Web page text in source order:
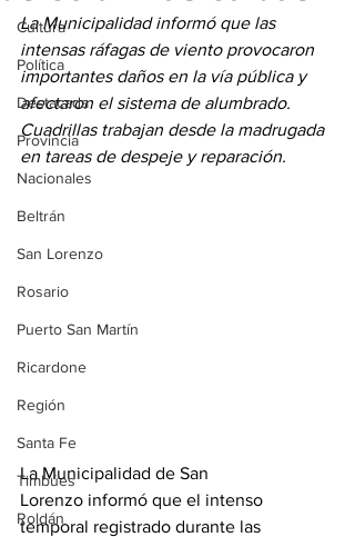
Cultura
Política
Destacada
Provincia
Nacionales
Beltrán
San Lorenzo
Rosario
Puerto San Martín
Ricardone
Región
Santa Fe
Timbúes
Roldán
La Municipalidad informó que las
intensas ráfagas de viento provocaron
importantes daños en la vía pública y
afectaron el sistema de alumbrado.
Cuadrillas trabajan desde la madrugada
en tareas de despeje y reparación.
La Municipalidad de San
Lorenzo informó que el intenso
temporal registrado durante las